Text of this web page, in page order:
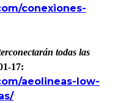
conexiones-
todas las
17:
aeolineas-low-